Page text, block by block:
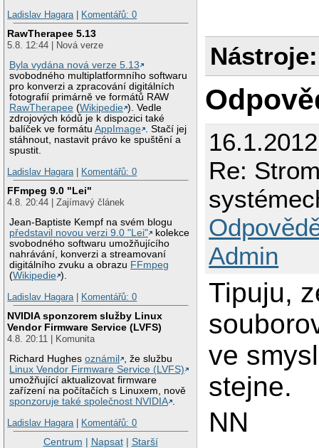
Ladislav Hagara| Komentářů: 0
RawTherapee 5.13
5.8. 12:44 | Nová verze
Byla vydána nová verze 5.13
svobodného multiplatformního softwaru
pro konverzi a zpracování digitálních
fotografií primárně ve formátů RAW
RawTherapee (Wikipedie ). Vedle
zdrojových kódů je k dispozici také
balíček ve formátuAppImage . Stačí jej
stáhnout, nastavit právo ke spuštění a
spustit.
Ladislav Hagara| Komentářů: 0
FFmpeg 9.0 "Lei"
4.8. 20:44 | Zajímavý článek
Jean-Baptiste Kempf na svém blogu
představil novou verzi 9.0 "Lei"
kolekce
svobodného softwaru umožňujícího
nahrávání, konverzi a streamovaní
digitálního zvuku a obrazu FFmpeg
(Wikipedie ).
Ladislav Hagara| Komentářů: 0
NVIDIA sponzorem služby Linux
Vendor Firmware Service (LVFS)
4.8. 20:11 | Komunita
Richard Hughesoznámil
, že službu
Linux Vendor Firmware Service (LVFS)
umožňující aktualizovat firmware
zařízení na počítačích s Linuxem, nově
sponzoruje také společnost NVIDIA .
Ladislav Hagara| Komentářů: 0
Centrum | Napsat| Starší
Nástroje:
Re:
Admin
Tipuju,
ve
stejne.
NN